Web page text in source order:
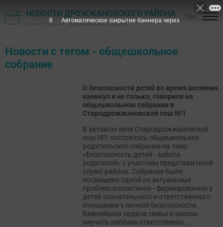
НОВОСТИ ДРОЖЖАНОВСКОГО РАЙОНА
Газета "Туган як" - Дрожжановский район
Новости с тегом - общешкольное
собрание
О безопасности детей во время весенних
каникул и не только, говорили на
общешкольном собрании в
Стародрожжановской сош №1
В актовом зале Стародрожжановской
сош №1 состоялось общешкольное
родительское собрание на тему:
«Безопасность детей - забота
родителей» с участием представителей
служб района. Собрание было
посвящено одной из актуальных
проблем воспитания - формированию у
детей сознательного и ответственного
отношения к личной безопасности.
Важнейшая задача семьи и школы -
научить ребёнка ответственно...
6 Автоматическое закрытие баннера через